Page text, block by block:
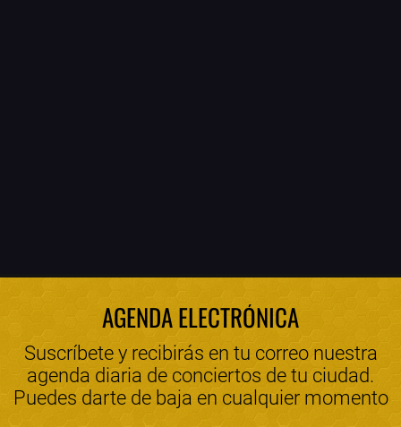
AGENDA ELECTRÓNICA
Suscríbete y recibirás en tu correo nuestra
agenda diaria de conciertos de tu ciudad.
Puedes darte de baja en cualquier momento